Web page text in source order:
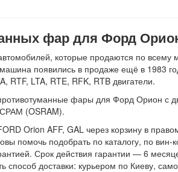
фар для Форд
которые продаются по
появились в продаже ещё в 1983
RTF, LTA, RTE, RFK, RTB двигатели.
фары для Форд Орион с
(OSRAM).
Orion AFF, GAL через корзину в
помочь подобрать по каталогу, по
Срок действия гарантии — 6
доставки: курьером по Киеву,